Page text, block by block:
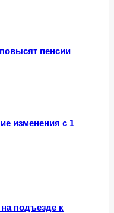
пенсии
изменения с 1
подъезде к